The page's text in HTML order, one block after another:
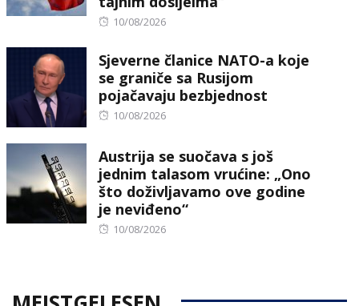
Posted
10/08/2026
Sjeverne članice NATO-a koje
se graniče sa Rusijom
pojačavaju bezbjednost
Posted
10/08/2026
Austrija se suočava s još
jednim talasom vrućine: „Ono
što doživljavamo ove godine
je neviđeno“
Posted
10/08/2026